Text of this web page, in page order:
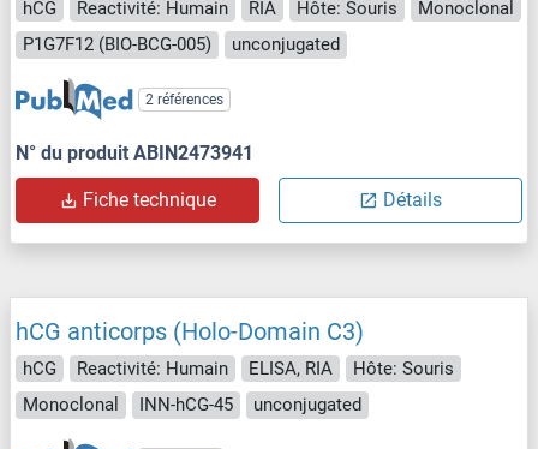
hCG Reactivité: Humain RIA Hôte: Souris
Monoclonal
P1G7F12 (BIO-BCG-005)
unconjugated
2 références
N° du produit ABIN2473941
Fiche technique Détails
hCG anticorps (Holo-Domain C3)
hCG Reactivité: Humain ELISA, RIA
Hôte: Souris
Monoclonal
INN-hCG-45 unconjugated